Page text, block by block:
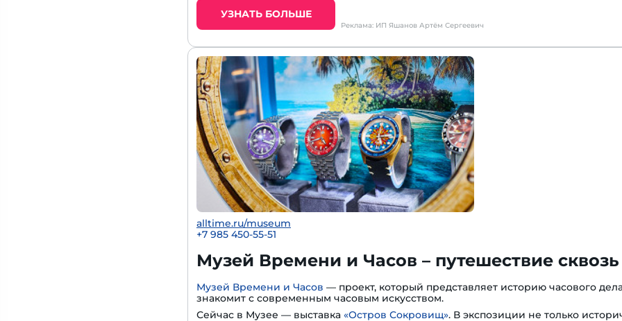
УЗНАТЬ БОЛЬШЕ
Реклама: ИП Яшанов Артём Сергеевич
alltime.ru/museum
+7 985 450-55-51
Музей Времени и Часов – путешествие сквозь
Музей Времени и Часов — проект, который представляет историю часового
знакомит с современным часовым искусством.
Сейчас в Музее — выставка «Остров Сокровищ». В экспозиции не только